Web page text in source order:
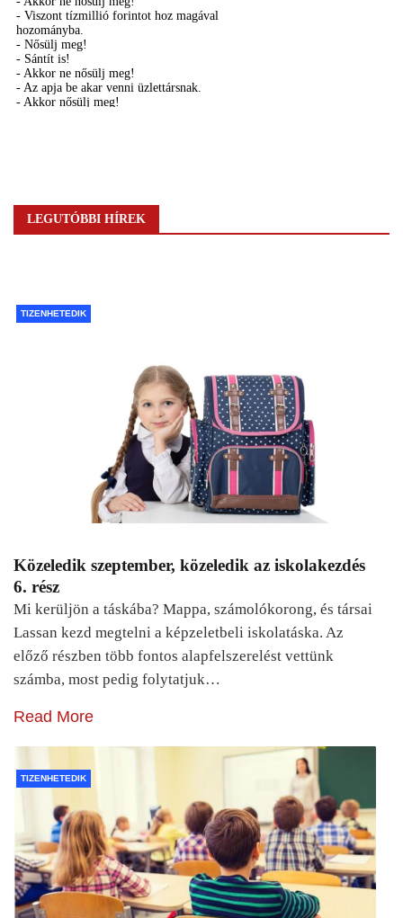
LEGUTÓBBI HÍREK
TIZENHETEDIK
Közeledik szeptember, közeledik az iskolakezdés
6. rész
Mi kerüljön a táskába? Mappa, számolókorong, és társai
Lassan kezd megtelni a képzeletbeli iskolatáska. Az
előző részben több fontos alapfelszerelést vettünk
számba, most pedig folytatjuk…
Read More
TIZENHETEDIK